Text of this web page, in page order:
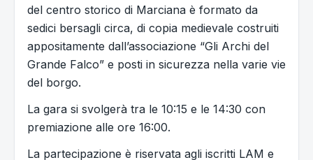
del centro storico di Marciana è formato da
sedici bersagli circa, di copia medievale costruiti
appositamente dall’associazione “Gli Archi del
Grande Falco” e posti in sicurezza nella varie vie
del borgo.
La gara si svolgerà tra le 10:15 e le 14:30 con
premiazione alle ore 16:00.
La partecipazione è riservata agli iscritti LAM e